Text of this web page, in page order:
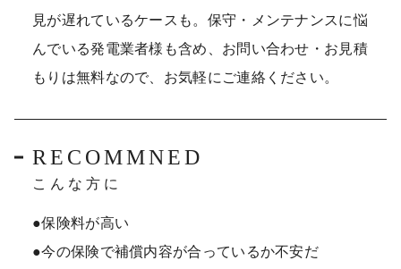
見が遅れているケースも。保守・メンテナンスに悩
んでいる発電業者様も含め、お問い合わせ・お見積
もりは無料なので、お気軽にご連絡ください。
RECOMMNED
こんな方に
●保険料が高い
●今の保険で補償内容が合っているか不安だ